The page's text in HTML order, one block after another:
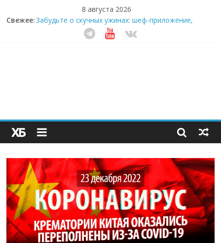
8 августа 2026
Свежее:Забудьте о скучных ужинах: шеф-приложение,
которое видит вашу еду насквозь
Небо зовёт: как бизнес на полётах дронов и
Секрет супергидратации: почему кокосовая вода с
пребиотиками становится главным трендом
здорового питания